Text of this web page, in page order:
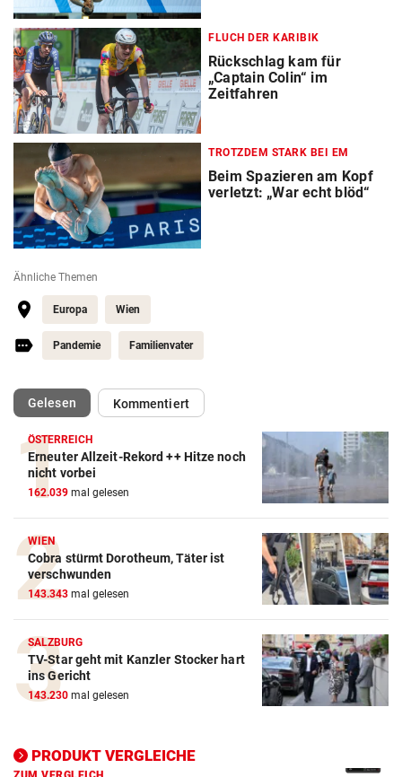
FLUCH DER KARIBIK
Rückschlag kam für
„Captain Colin“ im
Zeitfahren
TROTZDEM STARK BEI EM
Beim Spazieren am Kopf
verletzt: „War echt blöd“
Ähnliche Themen
Europa Wien
Pandemie Familienvater
Gelesen(ausgewählt)Kommentiert
ÖSTERREICH
Erneuter Allzeit-Rekord ++ Hitze noch
nicht vorbei
162.039 mal gelesen
WIEN
Cobra stürmt Dorotheum, Täter ist
verschwunden
143.343 mal gelesen
SALZBURG
TV-Star geht mit Kanzler Stocker hart
ins Gericht
143.230 mal gelesen
PRODUKT VERGLEICHE
Action-Cam Vergleich
ZUM VERGLEICH
Crosstrainer Vergleich
ZUM VERGLEICH
E-Bike Vergleich
ZUM VERGLEICH
Elektro-Scooter Vergleich
Ergometer Vergleich
ZUM VERGLEICH